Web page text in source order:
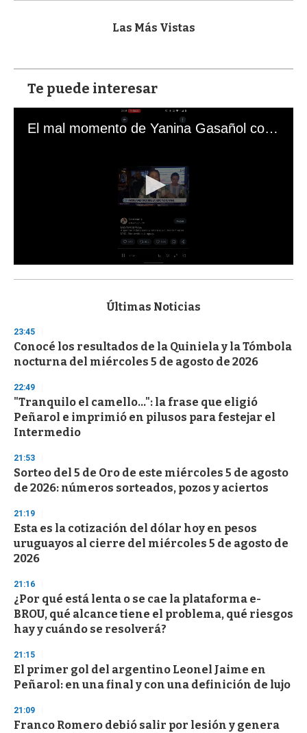
Las Más Vistas
Te puede interesar
El mal momento de Yanina Gasañol con un hincha argentino en "Subrayado"
s
d
s
o
f
3
s
e
c
o
d
s
Últimas Noticias
23:45
Conocé los resultados de la Quiniela y la Tómbola
nocturna del miércoles 5 de agosto de 2026
22:49
"Tranquilo el camello...": la frase que eligió
Peñarol e imprimió en pilusos para festejar el
Intermedio
21:53
Sorteo del 5 de Oro de este miércoles 5 de agosto
de 2026: números sorteados, pozos y aciertos
21:19
Esta es la cotización del dólar hoy en pesos
uruguayos al cierre del miércoles 5 de agosto de
2026
21:16
¿Por qué está lenta o se cae la plataforma e-
BROU, qué alcance tiene el problema, qué riesgos
hay y cuándo se resolverá?
21:15
El primer gol del argentino Leonel Jaime en
Peñarol: en una final y con una definición de lujo
21:09
Franco Romero debió salir por lesión y genera